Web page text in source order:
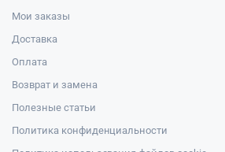
Мои заказы
Доставка
Оплата
Возврат и замена
Полезные статьи
Политика конфиденциальности